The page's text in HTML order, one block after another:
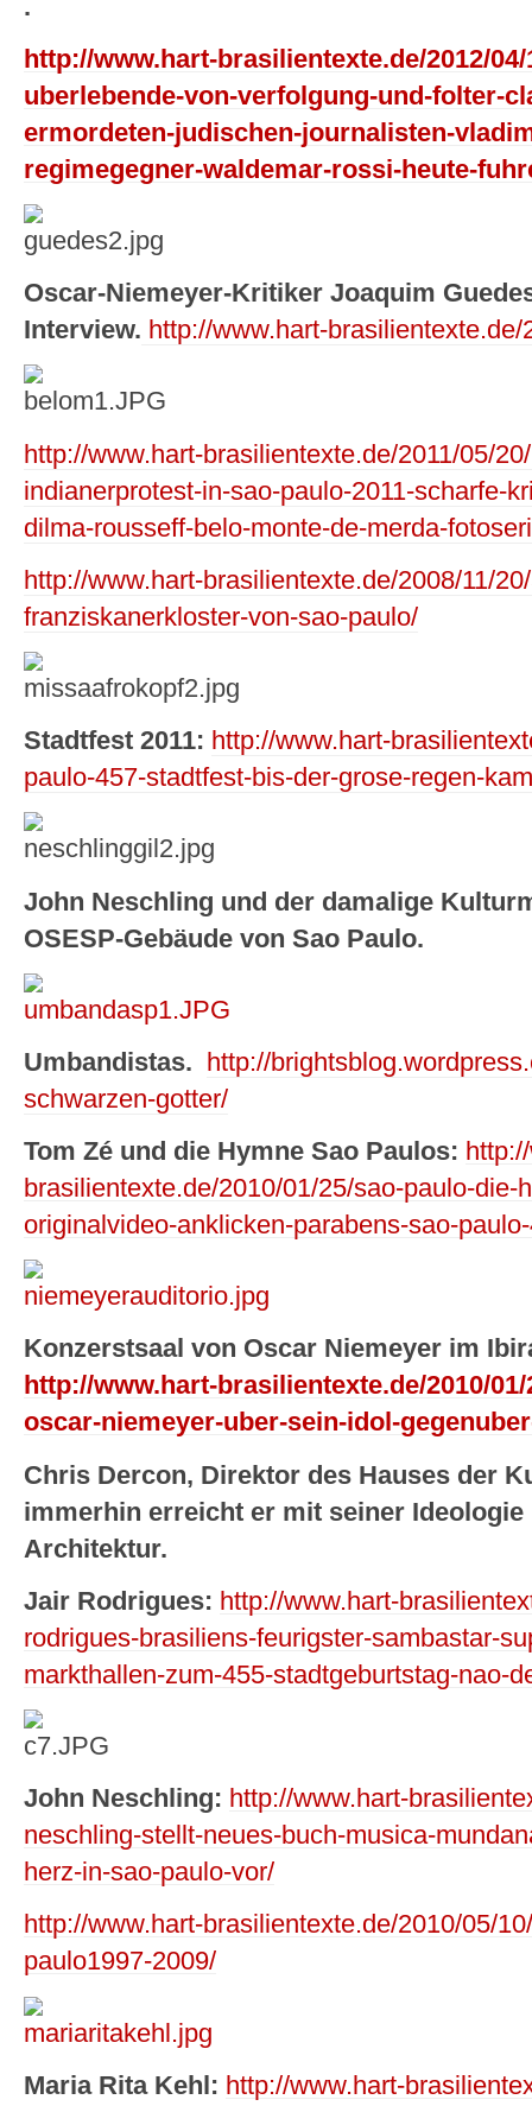
.
http://www.hart-brasilientexte.de/2012/
uberlebende-von-verfolgung-und-folter-
ermordeten-judischen-journalisten-
regimegegner-waldemar-rossi-heute-
Oscar-Niemeyer-Kritiker Joaquim
Interview. http://www.hart-brasilientexte.de/
http://www.hart-brasilientexte.de/2011/05/
indianerprotest-in-sao-paulo-2011-scharfe-
dilma-rousseff-belo-monte-de-merda-
http://www.hart-brasilientexte.de/2008/11/
franziskanerkloster-von-sao-paulo/
Stadtfest 2011: http://www.hart-
paulo-457-stadtfest-bis-der-grose-regen-
John Neschling und der damalige
OSESP-Gebäude von Sao Paulo.
Umbandistas.
http://
schwarzen-gotter/
Tom Zé und die Hymne Sao Paulos:
brasilientexte.de/2010/01/25/sao-paulo-die-
originalvideo-anklicken-parabens-sao-
Konzerstsaal von Oscar Niemeyer im
http://www.hart-brasilientexte.de/2010/
oscar-niemeyer-uber-sein-idol-
Chris Dercon, Direktor des Hauses der
immerhin erreicht er mit seiner
Architektur.
Jair Rodrigues: http://www.hart-
rodrigues-brasiliens-feurigster-sambastar-
markthallen-zum-455-stadtgeburtstag-nao-
John Neschling: http://www.hart-
neschling-stellt-neues-buch-musica-
herz-in-sao-paulo-vor/
http://www.hart-brasilientexte.de/2010/05/
paulo1997-2009/
Maria Rita Kehl: http://www.hart-